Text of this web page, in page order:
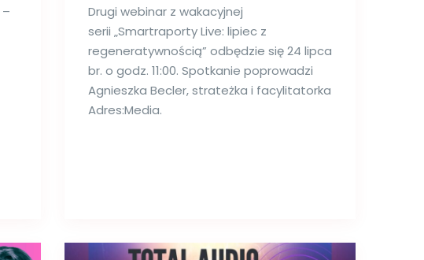
Drugi webinar z wakacyjnej
serii „Smartraporty Live: lipiec z
regeneratywnością” odbędzie się 24 lipca
br. o godz. 11:00. Spotkanie poprowadzi
Agnieszka Becler, strateżka i facylitatorka
Adres:Media.